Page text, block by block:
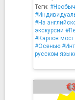
Теги:
#На
экскурсии
#Карлов мост
#Осенью
русском